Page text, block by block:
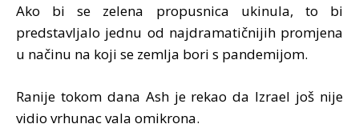
Ako bi se zelena propusnica ukinula, to bi
predstavljalo jednu od najdramatičnijih promjena
u načinu na koji se zemlja bori s pandemijom.
Ranije tokom dana Ash je rekao da Izrael još nije
vidio vrhunac vala omikrona.